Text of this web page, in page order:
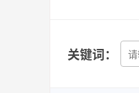
关键词：